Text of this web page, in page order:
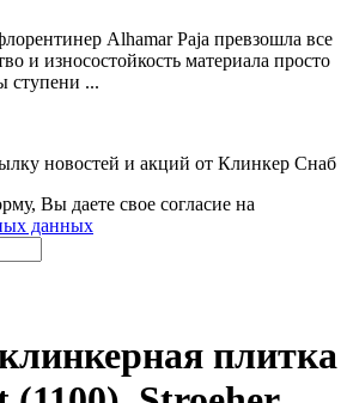
Alhamar Paja превзошла все
и износостойкость материала просто
ступени ...
новостей и акций от Клинкер Снаб
Вы даете свое согласие на
данных
плитка